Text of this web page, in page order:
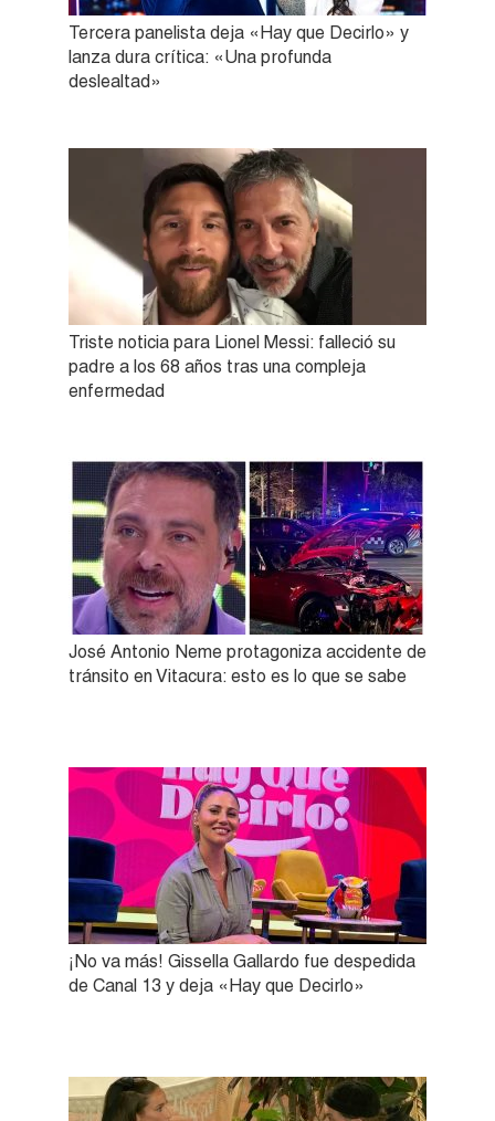
Tercera panelista deja «Hay que Decirlo» y
lanza dura crítica: «Una profunda
deslealtad»
Triste noticia para Lionel Messi: falleció su
padre a los 68 años tras una compleja
enfermedad
José Antonio Neme protagoniza accidente de
tránsito en Vitacura: esto es lo que se sabe
¡No va más! Gissella Gallardo fue despedida
de Canal 13 y deja «Hay que Decirlo»